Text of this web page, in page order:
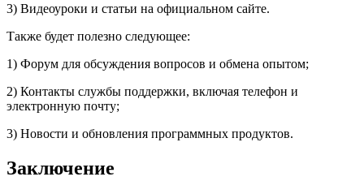
3) Видеоуроки и статьи на официальном сайте.
Также будет полезно следующее:
1) Форум для обсуждения вопросов и обмена опытом;
2) Контакты службы поддержки, включая телефон и
электронную почту;
3) Новости и обновления программных продуктов.
Заключение